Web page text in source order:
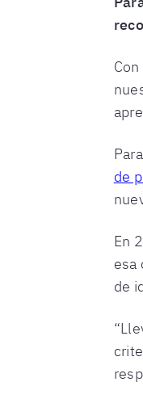
de
En
esa
de